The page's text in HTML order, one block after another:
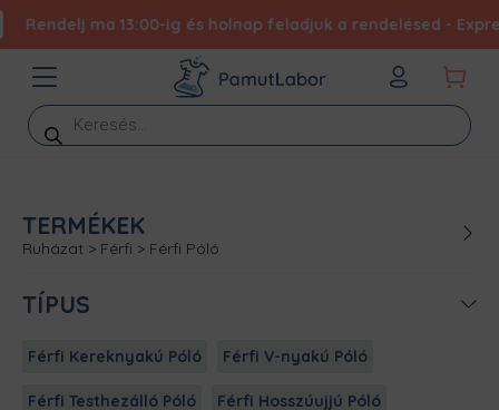
Rendelj ma 13:00-ig és holnap feladjuk a rendelésed -
Products
search
TERMÉKEK
Ruházat > Férfi > Férfi Póló
TÍPUS
Férfi Kereknyakú Póló Férfi V-nyakú Póló
Férfi Testhezálló Póló Férfi Hosszúujjú Póló